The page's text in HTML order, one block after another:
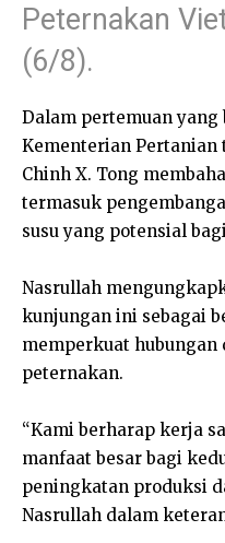
Peternakan
(6/8).
Dalam pertemuan yang
Kementerian Pertanian
Chinh X. Tong
termasuk
susu yang potensial
Nasrullah
kunjungan ini sebagai
memperkuat
peternakan.
“Kami berharap kerja
manfaat besar bagi
peningkatan produksi
Nasrullah dalam